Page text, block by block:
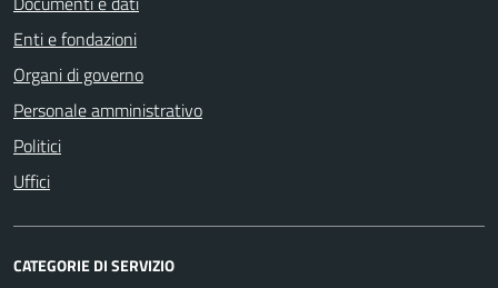
Enti e fondazioni
Organi di governo
Personale amministrativo
Politici
Uffici
CATEGORIE DI SERVIZIO